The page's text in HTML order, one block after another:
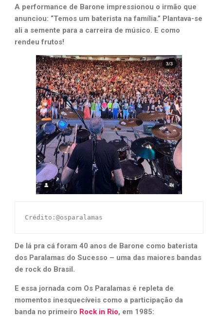
A performance de Barone impressionou o irmão que
anunciou: “Temos um baterista na família.” Plantava-se
ali a semente para a carreira de músico. E como
rendeu frutos!
Crédito:@osparalamas
De lá pra cá foram 40 anos de Barone como baterista
dos Paralamas do Sucesso – uma das maiores bandas
de rock do Brasil.
E essa jornada com Os Paralamas é repleta de
momentos inesquecíveis como a participação da
banda no primeiro Rock in Rio, em 1985: